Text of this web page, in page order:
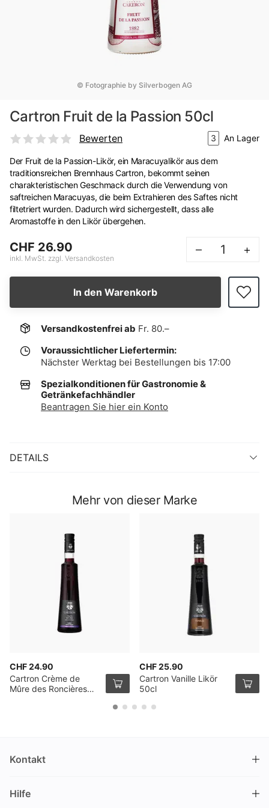
© Fotographie by Silverbogen AG
Cartron Fruit de la Passion 50cl
Bewerten 3 An Lager
Der Fruit de la Passion-Likör, ein Maracuyalikör aus dem
traditionsreichen Brennhaus Cartron, bekommt seinen
charakteristischen Geschmack durch die Verwendung von
saftreichen Maracuyas, die beim Extrahieren des Saftes nicht
filtetriert wurden. Dadurch wird sichergestellt, dass alle
Aromastoffe in den Likör übergehen.
CHF 26.90
inkl. MwSt. zzgl. Versandkosten
– +
In den Warenkorb
Versandkostenfrei ab Fr. 80.–
Voraussichtlicher Liefertermin:
Nächster Werktag bei Bestellungen bis 17:00
Spezialkonditionen für Gastronomie &
Getränkefachhändler
Beantragen Sie hier ein Konto
DETAILS
Mehr von dieser Marke
CHF 24.90
Cartron Crème de
Mûre des Roncières
CHF 25.90
Cartron Vanille Likör
50cl
Kontakt
Nüschelerstrasse 35
Hilfe